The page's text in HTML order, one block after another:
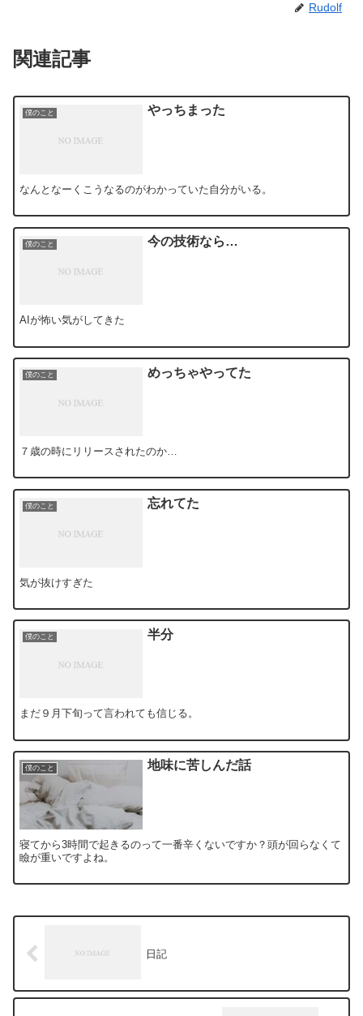
Rudolf
関連記事
僕のこと やっちまった
なんとなーくこうなるのがわかっていた自分がいる。
僕のこと 今の技術なら…
AIが怖い気がしてきた
僕のこと めっちゃやってた
７歳の時にリリースされたのか…
僕のこと 忘れてた
気が抜けすぎた
僕のこと 半分
まだ９月下旬って言われても信じる。
僕のこと 地味に苦しんだ話
寝てから3時間で起きるのって一番辛くないですか？頭が回らなくて
瞼が重いですよね。
日記